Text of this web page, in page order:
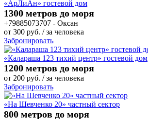
«АрЛиАн» гостевой дом
1300 метров до моря
+79885073707 - Оксан
от 300 руб. / за человека
Забронировать
«Калараша 123 тихий центр» гостевой дом
1200 метров до моря
от 200 руб. / за человека
Забронировать
«На Шевченко 20» частный сектор
800 метров до моря